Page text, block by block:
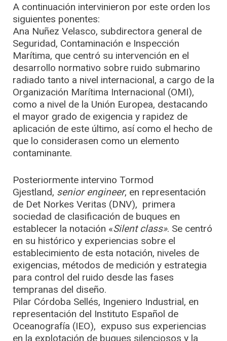
A continuación intervinieron por este orden los
siguientes ponentes:
Ana Nuñez Velasco, subdirectora general de
Seguridad, Contaminación e Inspección
Marítima, que centró su intervención en el
desarrollo normativo sobre ruido submarino
radiado tanto a nivel internacional, a cargo de la
Organización Marítima Internacional (OMI),
como a nivel de la Unión Europea, destacando
el mayor grado de exigencia y rapidez de
aplicación de este último, así como el hecho de
que lo considerasen como un elemento
contaminante.
Posteriormente intervino Tormod
Gjestland, senior engineer, en representación
de Det Norkes Veritas (DNV), primera
sociedad de clasificación de buques en
establecer la notación «Silent class». Se centró
en su histórico y experiencias sobre el
establecimiento de esta notación, niveles de
exigencias, métodos de medición y estrategia
para control del ruido desde las fases
tempranas del diseño.
Pilar Córdoba Sellés, Ingeniero Industrial, en
representación del Instituto Español de
Oceanografía (IEO), expuso sus experiencias
en la explotación de buques silenciosos y la